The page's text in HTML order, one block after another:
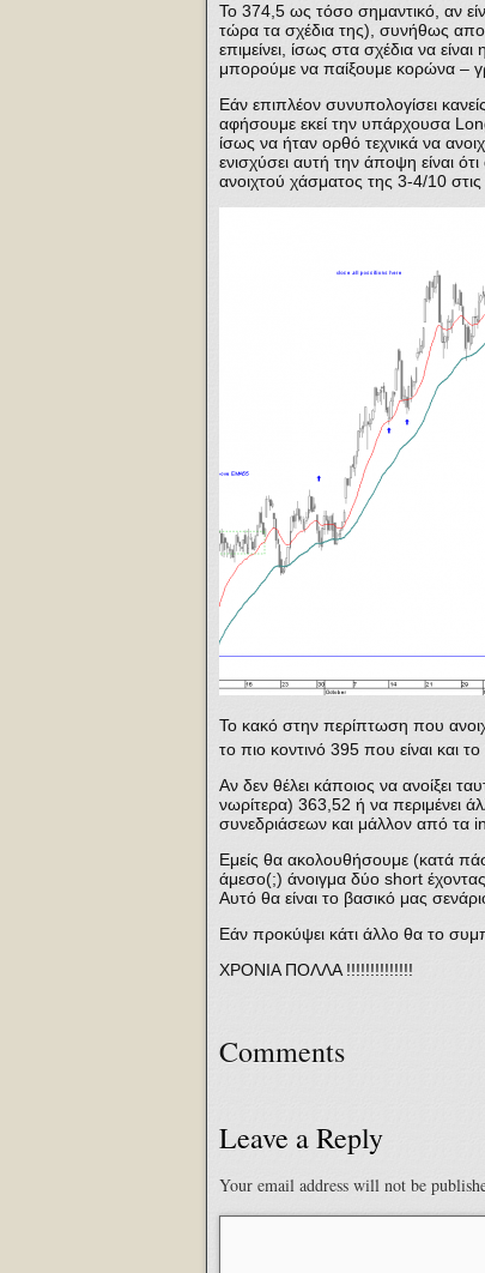
Το 374,5 ως τόσο σημαντικό, αν
τώρα τα σχέδια της), συνήθως
επιμείνει, ίσως στα σχέδια να
μπορούμε να παίξουμε κορώνα –
Εάν επιπλέον συνυπολογίσει
αφήσουμε εκεί την υπάρχουσα
ίσως να ήταν ορθό τεχνικά να
ενισχύσει αυτή την άποψη είναι
ανοιχτού χάσματος της 3-4/10
Το κακό στην περίπτωση που
το πιο κοντινό 395 που είναι και το
Αν δεν θέλει κάποιος να ανοίξει
νωρίτερα) 363,52 ή να περιμένει
συνεδριάσεων και μάλλον από τα
Εμείς θα ακολουθήσουμε (κατά
άμεσο(;) άνοιγμα δύο short
Αυτό θα είναι το βασικό μας
Εάν προκύψει κάτι άλλο θα το
ΧΡΟΝΙΑ ΠΟΛΛΑ !!!!!!!!!!!!!!
Comments
Leave a Reply
Your email address will not be